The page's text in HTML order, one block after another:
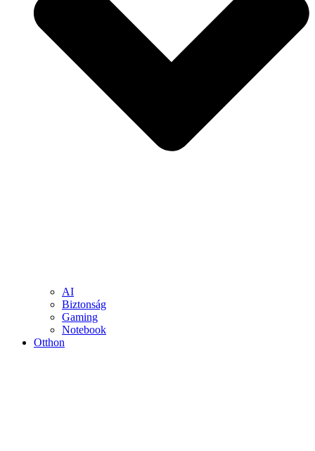
AI
Biztonság
Gaming
Notebook
Otthon